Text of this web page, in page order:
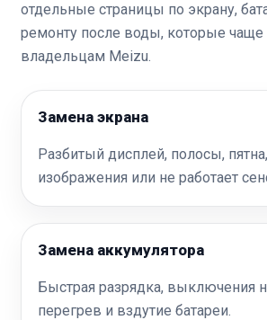
отдельные страницы по экрану,
ремонту после воды, которые
владельцам Meizu.
Замена экрана
Разбитый дисплей, полосы,
изображения или не работает
Замена аккумулятора
Быстрая разрядка, выключения
перегрев и вздутие батареи.